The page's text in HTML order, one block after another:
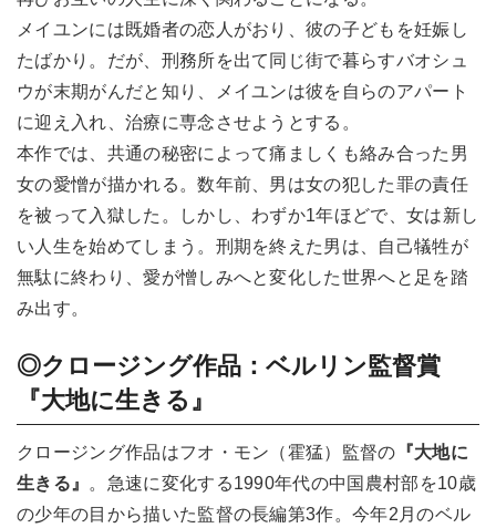
メイユンには既婚者の恋人がおり、彼の子どもを妊娠し
たばかり。だが、刑務所を出て同じ街で暮らすバオシュ
ウが末期がんだと知り、メイユンは彼を自らのアパート
に迎え入れ、治療に専念させようとする。
本作では、共通の秘密によって痛ましくも絡み合った男
女の愛憎が描かれる。数年前、男は女の犯した罪の責任
を被って入獄した。しかし、わずか1年ほどで、女は新し
い人生を始めてしまう。刑期を終えた男は、自己犠牲が
無駄に終わり、愛が憎しみへと変化した世界へと足を踏
み出す。
◎クロージング作品： ベルリン監督賞
『大地に生きる』
クロージング作品はフオ・モン（霍猛）監督の 『大地に
生きる』
。急速に変化する1990年代の中国農村部を10歳
の少年の目から描いた監督の長編第3作。今年2月のベル